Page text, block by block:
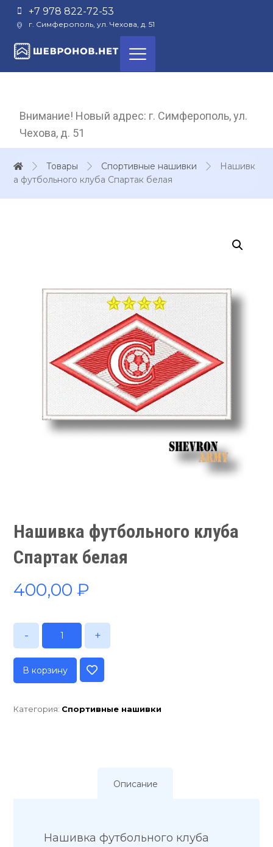
+7 978 822-72-53
г. Симферополь, ул. Чехова, д. 51
Внимание! Новый адрес: г. Симферополь, ул.
Чехова, д. 51
Товары Спортивные нашивки
Нашивк
а футбольного клуба Спартак белая
Нашивка футбольного клуба
Спартак белая
400,00₽
- +
В корзину
Категория: Спортивные нашивки
Описание
Нашивка футбольного клуба